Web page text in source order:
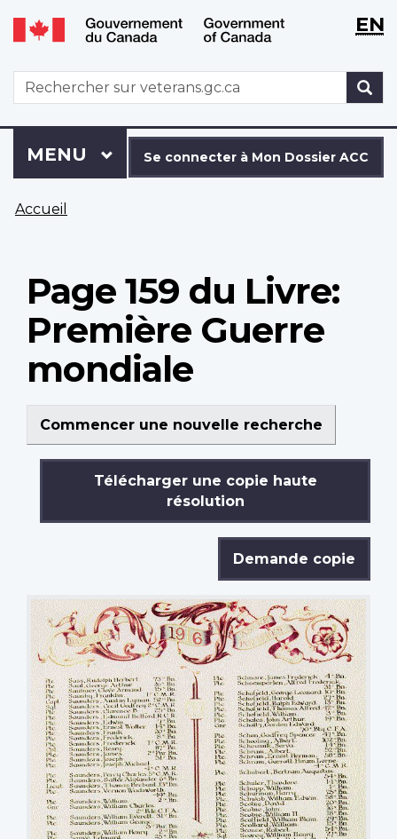
Aller
au
principal
Passer
à
version
HTML
simplifiée
WxT
WxTEN
WxT
Search
form
connecter
à
Dossier
Se connecter à Mon Dossier ACC
Menu
MENU PRINCIPAL
êtes
Accueil
Page 159 du Livre:
Première Guerre
mondiale
Commencer une nouvelle recherche
Télécharger une copie haute
résolution
Demande copie